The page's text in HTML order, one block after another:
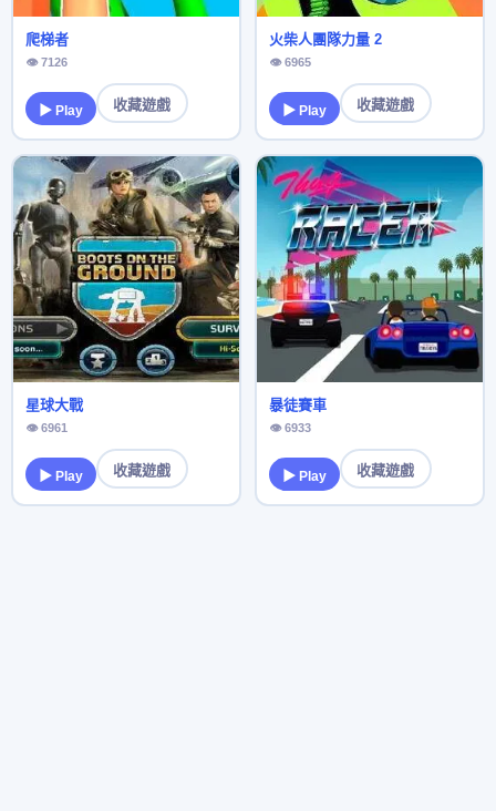
爬梯者
👁 7126
▶ Play 收藏遊戲
火柴人團隊力量 2
👁 6965
▶ Play 收藏遊戲
星球大戰
👁 6961
▶ Play 收藏遊戲
暴徒賽車
👁 6933
▶ Play 收藏遊戲